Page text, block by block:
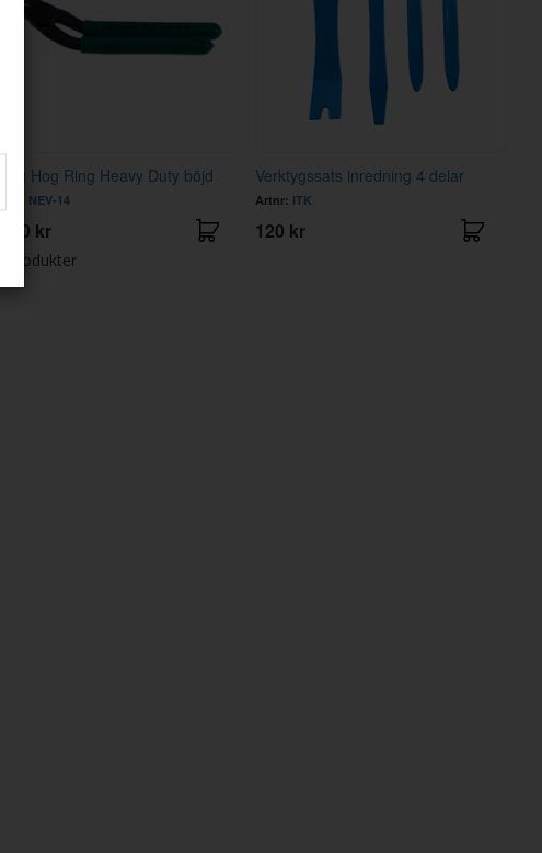
Tång Hog Ring Heavy Duty böjd
NEV-14
1150 kr
Verktygssats inredning 4 delar
Artnr: ITK
120 kr
produkter